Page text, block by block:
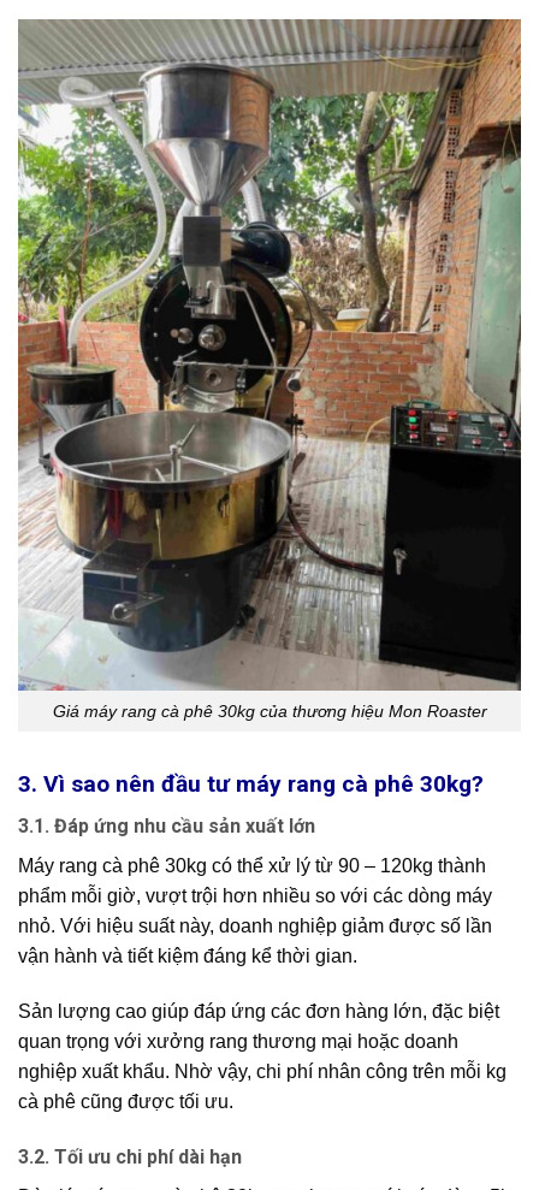
Giá máy rang cà phê 30kg của thương hiệu Mon Roaster
3. Vì sao nên đầu tư máy rang cà phê 30kg?
3.1. Đáp ứng nhu cầu sản xuất lớn
Máy rang cà phê 30kg có thể xử lý từ 90 – 120kg thành
phẩm mỗi giờ, vượt trội hơn nhiều so với các dòng máy
nhỏ. Với hiệu suất này, doanh nghiệp giảm được số lần
vận hành và tiết kiệm đáng kể thời gian.
Sản lượng cao giúp đáp ứng các đơn hàng lớn, đặc biệt
quan trọng với xưởng rang thương mại hoặc doanh
nghiệp xuất khẩu. Nhờ vậy, chi phí nhân công trên mỗi kg
cà phê cũng được tối ưu.
3.2. Tối ưu chi phí dài hạn